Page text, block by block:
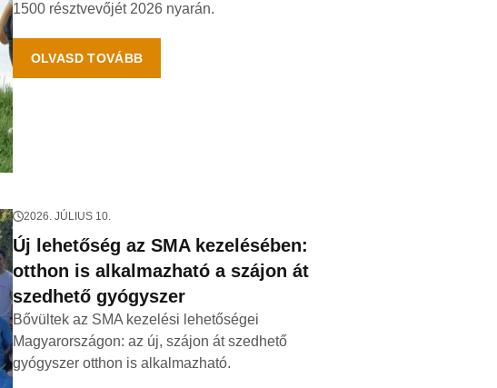
1500 résztvevőjét 2026 nyarán.
OLVASD TOVÁBB
2026. JÚLIUS 10.
Új lehetőség az SMA kezelésében:
otthon is alkalmazható a szájon át
szedhető gyógyszer
Bővültek az SMA kezelési lehetőségei
Magyarországon: az új, szájon át szedhető
gyógyszer otthon is alkalmazható.